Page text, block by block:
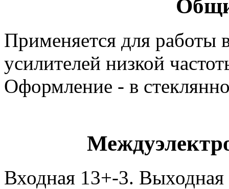
Применяется для работы
усилителей низкой
Оформление - в
Входная 13+-3.